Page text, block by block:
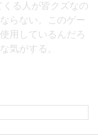
る人が皆クズなの
らない。このゲー
用しているんだろ
気がする。